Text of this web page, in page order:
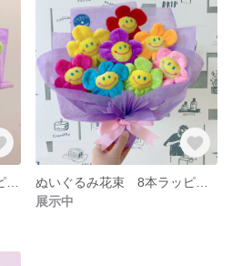
展示中